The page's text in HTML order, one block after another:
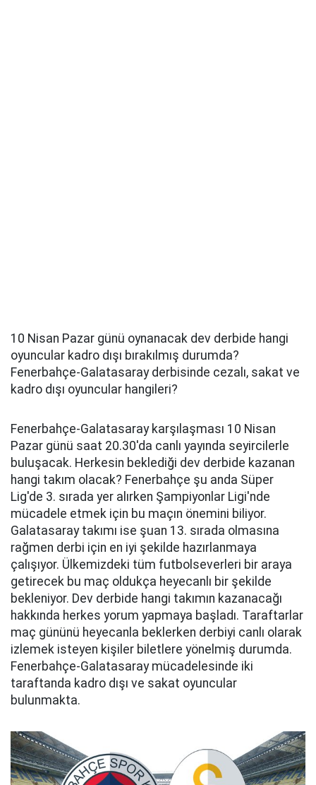
10 Nisan Pazar günü oynanacak dev derbide hangi
oyuncular kadro dışı bırakılmış durumda?
Fenerbahçe-Galatasaray derbisinde cezalı, sakat ve
kadro dışı oyuncular hangileri?
Fenerbahçe-Galatasaray karşılaşması 10 Nisan
Pazar günü saat 20.30'da canlı yayında seyircilerle
buluşacak. Herkesin beklediği dev derbide kazanan
hangi takım olacak? Fenerbahçe şu anda Süper
Lig'de 3. sırada yer alırken Şampiyonlar Ligi'nde
mücadele etmek için bu maçın önemini biliyor.
Galatasaray takımı ise şuan 13. sırada olmasına
rağmen derbi için en iyi şekilde hazırlanmaya
çalışıyor. Ülkemizdeki tüm futbolseverleri bir araya
getirecek bu maç oldukça heyecanlı bir şekilde
bekleniyor. Dev derbide hangi takımın kazanacağı
hakkında herkes yorum yapmaya başladı. Taraftarlar
maç gününü heyecanla beklerken derbiyi canlı olarak
izlemek isteyen kişiler biletlere yönelmiş durumda.
Fenerbahçe-Galatasaray mücadelesinde iki
taraftanda kadro dışı ve sakat oyuncular
bulunmakta.